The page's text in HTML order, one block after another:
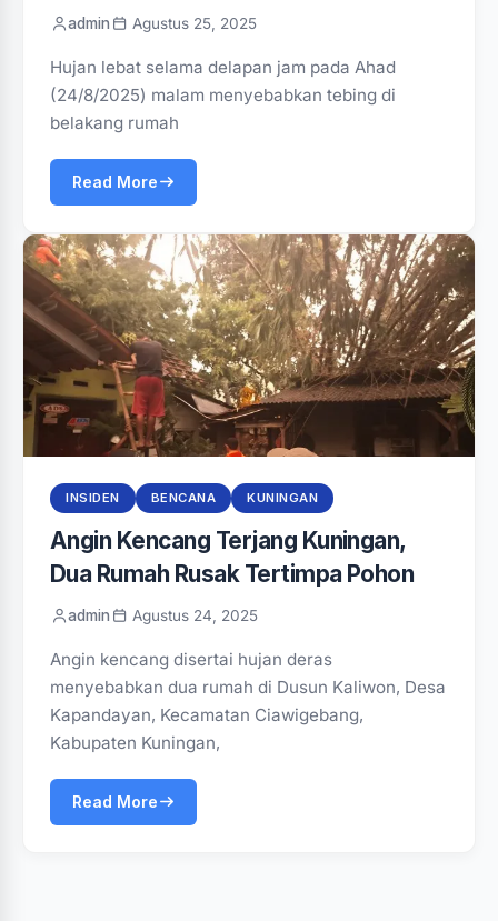
admin Agustus 25, 2025
Hujan lebat selama delapan jam pada Ahad
(24/8/2025) malam menyebabkan tebing di
belakang rumah
Read More
INSIDEN BENCANA KUNINGAN
‎Angin Kencang Terjang Kuningan,
Dua Rumah Rusak Tertimpa Pohon
admin Agustus 24, 2025
Angin kencang disertai hujan deras
menyebabkan dua rumah di Dusun Kaliwon, Desa
Kapandayan, Kecamatan Ciawigebang,
Kabupaten Kuningan,
Read More